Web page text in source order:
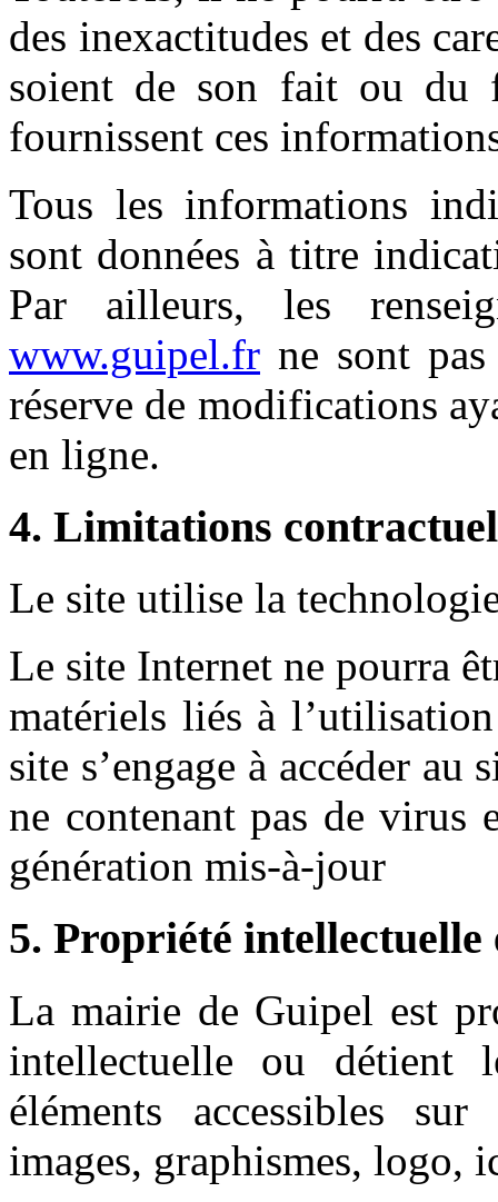
des inexactitudes et des
soient de son fait ou du
fournissent ces
Tous les informations
sont données à titre
Par ailleurs, les
www.guipel.fr ne sont
réserve de modifications
en ligne.
4. Limitations
Le site utilise la
Le site Internet ne pourra
matériels liés à
site s’engage à accéder
ne contenant pas de virus
génération mis-à-jour
5. Propriété intellectuelle
La mairie de Guipel est
intellectuelle ou détient
éléments accessibles
images, graphismes, logo,